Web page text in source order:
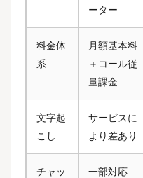
ーター
料金体
系
月額基本料
＋コール従
量課金
文字起
こし
サービスに
より差あり
チャッ
一部対応